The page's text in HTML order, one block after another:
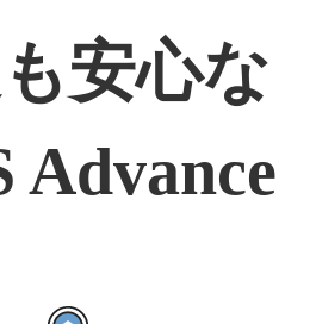
安心な
Advance